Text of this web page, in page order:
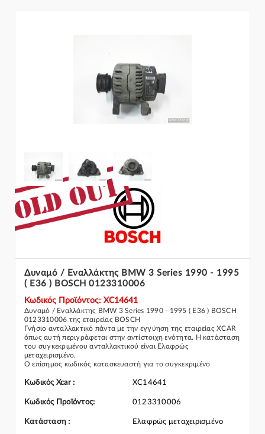
Δυναμό / Εναλλάκτης BMW 3 Series 1990 - 1995
( E36 ) BOSCH 0123310006
Κωδικός Προϊόντος: XC14641
Δυναμό / Εναλλάκτης BMW 3 Series 1990 - 1995 ( E36 ) BOSCH
0123310006 της εταιρείας BOSCH
Γνήσιο ανταλλακτικό πάντα με την εγγύηση της εταιρείας XCAR
όπως αυτή περιγράφεται στην αντίστοιχη ενότητα. Η κατάσταση
του συγκεκριμένου ανταλλακτικού είναι Ελαφρώς
μεταχειρισμένο.
Ο επίσημος κωδικός κατασκευαστή για το συγκεκριμένο
Για την τοποθέτηση του συγκεκριμένου ανταλλακτικού
Σε περίπτωση που δεν γνωρίζεται αν το συγκεκριμένο
ανταλλακτικό ταιριάζει στο αυτοκίνητό σας μην διστάσετε να
επικοινωνήσετε μαζί μας και θα σας κατατοπίσουμε πλήρως
καθώς διαθέτουμε πλούσια γκάμα από Δυναμό/Εναλλάκτης και
Κωδικός Xcar : XC14641
Κωδικός Προϊόντος: 0123310006
Κατάσταση : Ελαφρώς μεταχειρισμένο